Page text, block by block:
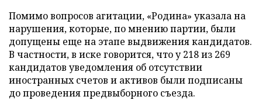
Помимо вопросов агитации, «Родина» указала на
нарушения, которые, по мнению партии, были
допущены еще на этапе выдвижения кандидатов.
В частности, в иске говорится, что у 218 из 269
кандидатов уведомления об отсутствии
иностранных счетов и активов были подписаны
до проведения предвыборного съезда.